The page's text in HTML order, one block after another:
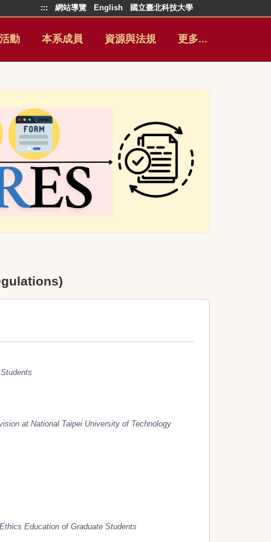
::: 網站導覽 English 國立臺北科技大學
動 本系成員 資源與法規 更多...
at National Taipei University of Technology
Education of Graduate Students